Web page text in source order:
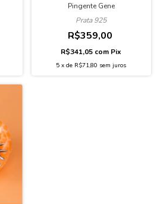
Pingente Gene
Prata 925
R$359,00
R$341,05 com Pix
5 xde R$71,80 sem juros